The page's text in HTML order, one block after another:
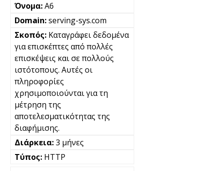
A6
serving-sys.com
Καταγράφει δεδομένα
για επισκέπτες από πολλές
επισκέψεις και σε πολλούς
ιστότοπους. Αυτές οι
πληροφορίες
χρησιμοποιούνται για τη
μέτρηση της
αποτελεσματικότητας της
διαφήμισης.
3 μήνες
HTTP